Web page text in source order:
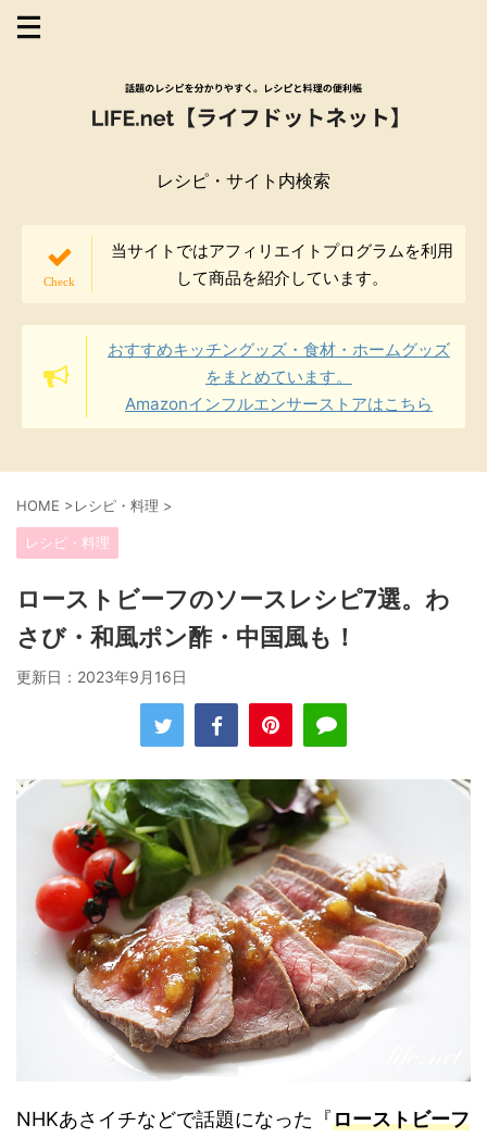
レシピ・サイト内検索
当サイトではアフィリエイトプログラムを利用
して商品を紹介しています。
おすすめキッチングッズ・食材・ホームグッズ
をまとめています。
Amazonインフルエンサーストアはこちら
HOME >レシピ・料理 >
レシピ・料理
ローストビーフのソースレシピ7選。わ
さび・和風ポン酢・中国風も！
更新日： 2023年9月16日
NHKあさイチなどで話題になった『ローストビーフ